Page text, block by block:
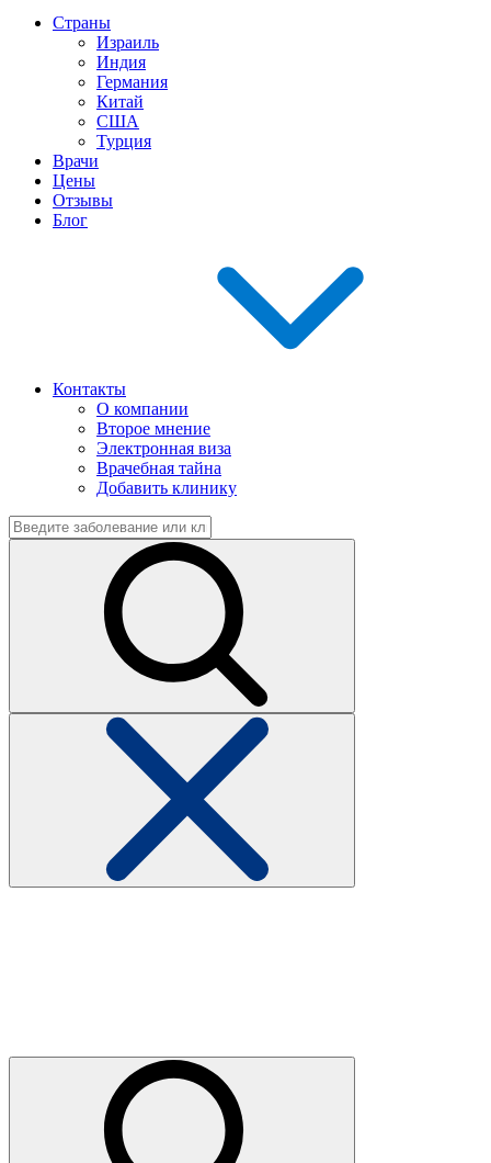
Страны
Израиль
Индия
Германия
Китай
США
Турция
Врачи
Цены
Отзывы
Блог
Контакты
О компании
Второе мнение
Электронная виза
Врачебная тайна
Добавить клинику